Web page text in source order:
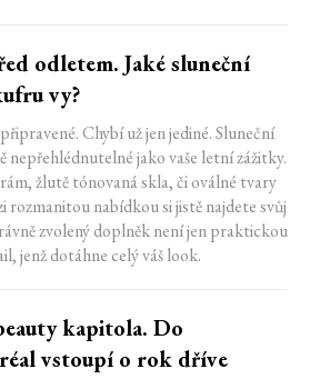
odletem. Jaké sluneční
vy?
Chybí už jen jediné. Sluneční
nepřehlédnutelné jako vaše letní zážitky.
žlutě tónovaná skla, či oválné tvary
rozmanitou nabídkou si jistě najdete svůj
zvolený doplněk není jen praktickou
jenž dotáhne celý váš look.
kapitola. Do
vstoupí o rok dříve